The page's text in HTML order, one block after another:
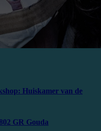
Huiskamer van de
GR Gouda